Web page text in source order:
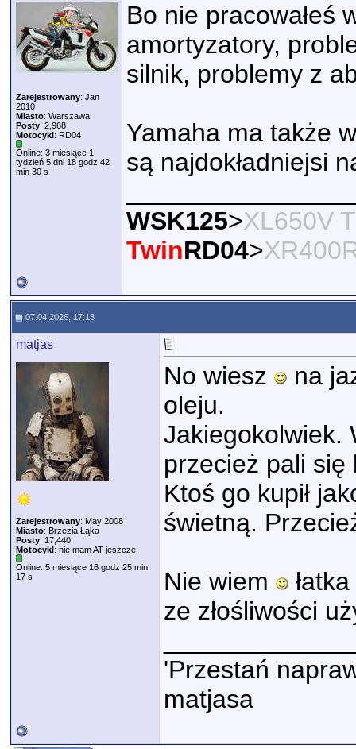
Zarejestrowany: Jan
2010
Miasto: Warszawa
Posty: 2,968
Motocykl: RD04
Online: 3 miesiące 1
tydzień 5 dni 18 godz 42
min 30 s
Bo nie pracowałeś
amortyzatory,
silnik, problemy z
Yamaha ma także
są najdokładniejsi
WSK125>XL650V
TwinRD04>
07.04.2026, 17:18
matjas
Zarejestrowany: May 2008
Miasto: Brzezia Łąka
Posty: 17,440
Motocykl: nie mam AT jeszcze
Online: 5 miesiące 16 godz 25 min
17 s
No wiesz
na
oleju.
Jakiegokolwiek.
przecież pali się
Ktoś go kupił
świetną.
Nie wiem
ze złośliwości
'Przestań
matjasa